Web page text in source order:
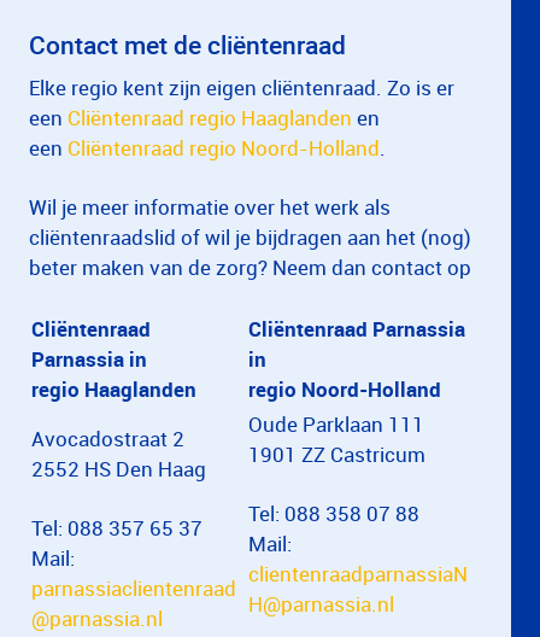
Contact met de cliëntenraad
Elke regio kent zijn eigen cliëntenraad. Zo is er
een Cliëntenraad regio Haaglanden en
een Cliëntenraad regio Noord-Holland.
Wil je meer informatie over het werk als
cliëntenraadslid of wil je bijdragen aan het (nog)
beter maken van de zorg? Neem dan contact op
Cliëntenraad
Parnassia in
regio Haaglanden
Cliëntenraad Parnassia
in
regio Noord-Holland
Avocadostraat 2
2552 HS Den Haag
Tel: 088 357 65 37
Mail:
parnassiaclientenraad
@parnassia.nl
Oude Parklaan 111
1901 ZZ Castricum
Tel: 088 358 07 88
Mail:
clientenraadparnassiaN
H@parnassia.nl